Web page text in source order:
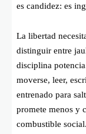
es candidez: es
La libertad
distinguir entre
disciplina
moverse, leer,
entrenado para
promete menos y
combustible